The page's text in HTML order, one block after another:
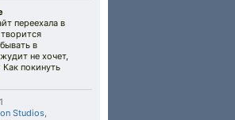
переехала в
в
не хочет,
покинуть
Studios,